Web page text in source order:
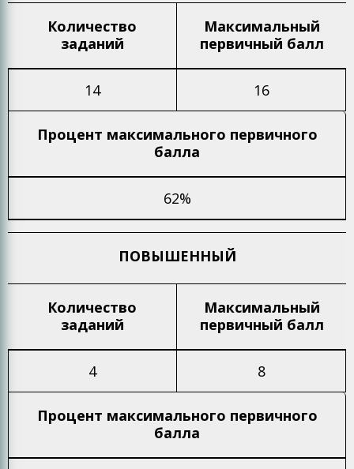
Количество
заданий
Максимальный
первичный балл
14 16
Процент максимального первичного
балла
62%
ПОВЫШЕННЫЙ
Количество
заданий
Максимальный
первичный балл
4 8
Процент максимального первичного
балла